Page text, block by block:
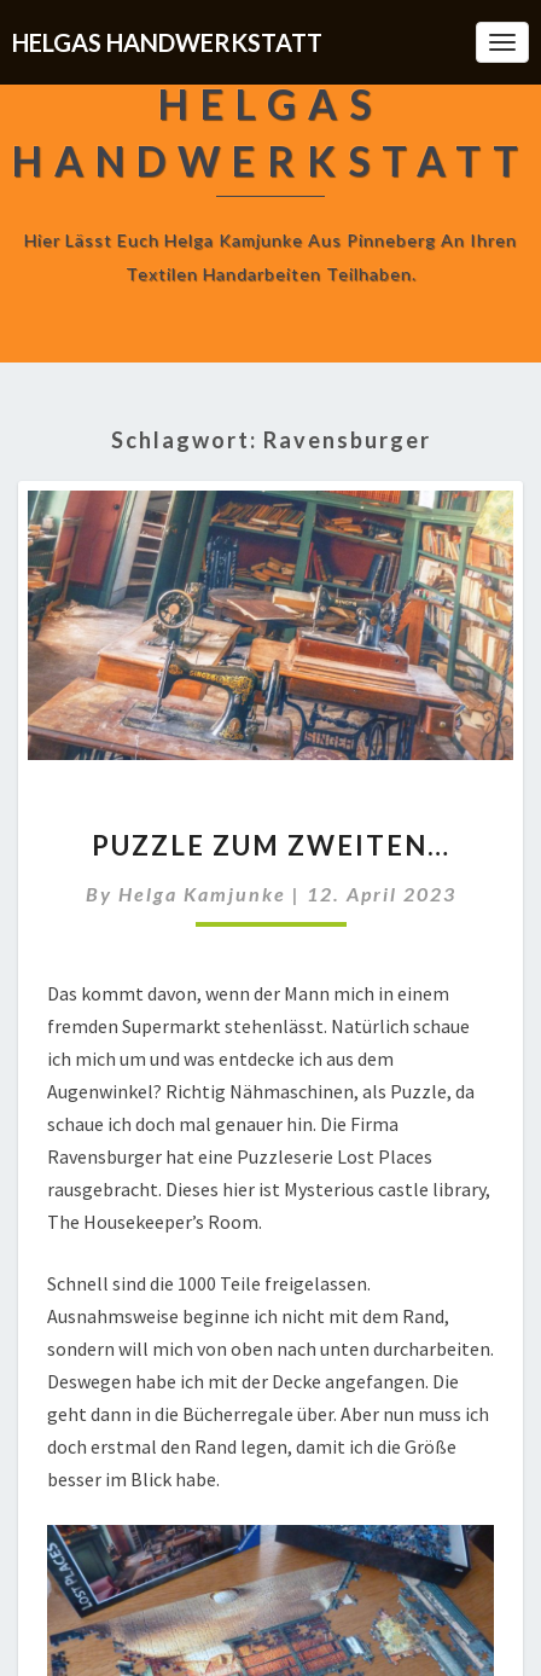
HELGAS HANDWERKSTATT
HELGAS
HANDWERKSTATT
Hier Lässt Euch Helga Kamjunke Aus Pinneberg An Ihren
Textilen Handarbeiten Teilhaben.
Schlagwort: Ravensburger
ZUM
PUZZLE ZUM ZWEITEN…
By Helga Kamjunke | 12. April 2023
Das kommt davon, wenn der Mann mich in einem
fremden Supermarkt stehenlässt. Natürlich schaue
ich mich um und was entdecke ich aus dem
Augenwinkel? Richtig Nähmaschinen, als Puzzle, da
schaue ich doch mal genauer hin. Die Firma
Ravensburger hat eine Puzzleserie Lost Places
rausgebracht. Dieses hier ist Mysterious castle library,
The Housekeeper’s Room.
Schnell sind die 1000 Teile freigelassen.
Ausnahmsweise beginne ich nicht mit dem Rand,
sondern will mich von oben nach unten durcharbeiten.
Deswegen habe ich mit der Decke angefangen. Die
geht dann in die Bücherregale über. Aber nun muss ich
doch erstmal den Rand legen, damit ich die Größe
besser im Blick habe.